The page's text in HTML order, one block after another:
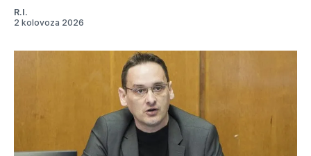
R.I.
2 kolovoza 2026